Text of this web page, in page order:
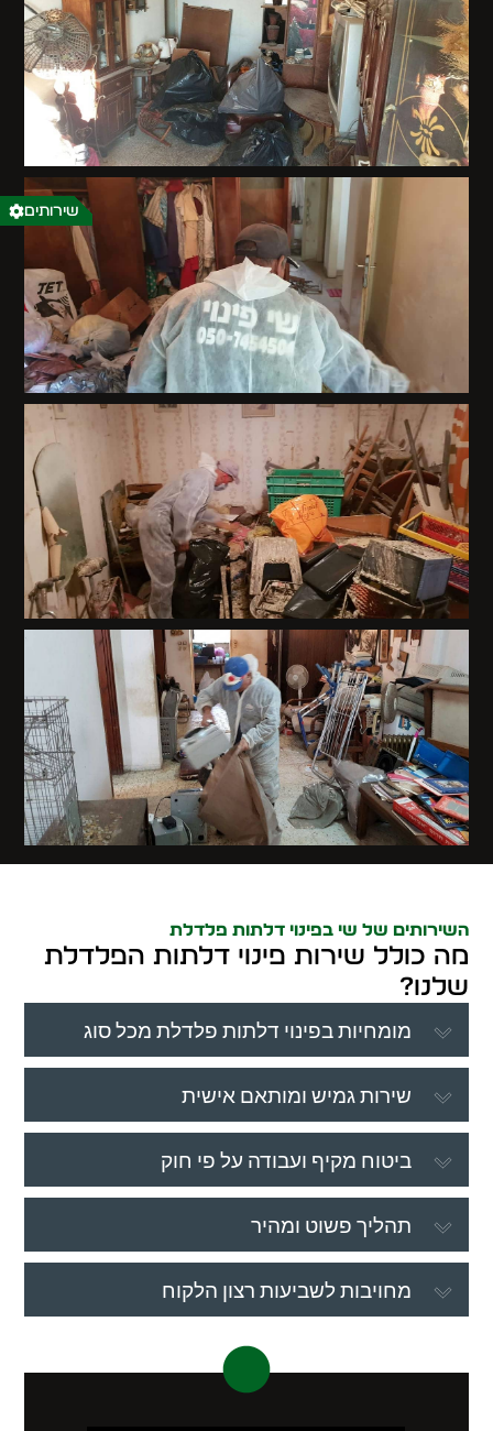
השירותים של שי בפינוי דלתות פלדלת
מה כולל שירות פינוי דלתות הפלדלת
שלנו?
מומחיות בפינוי דלתות פלדלת מכל סוג
שירות גמיש ומותאם אישית
ביטוח מקיף ועבודה על פי חוק
תהליך פשוט ומהיר
מחויבות לשביעות רצון הלקוח
שירותים